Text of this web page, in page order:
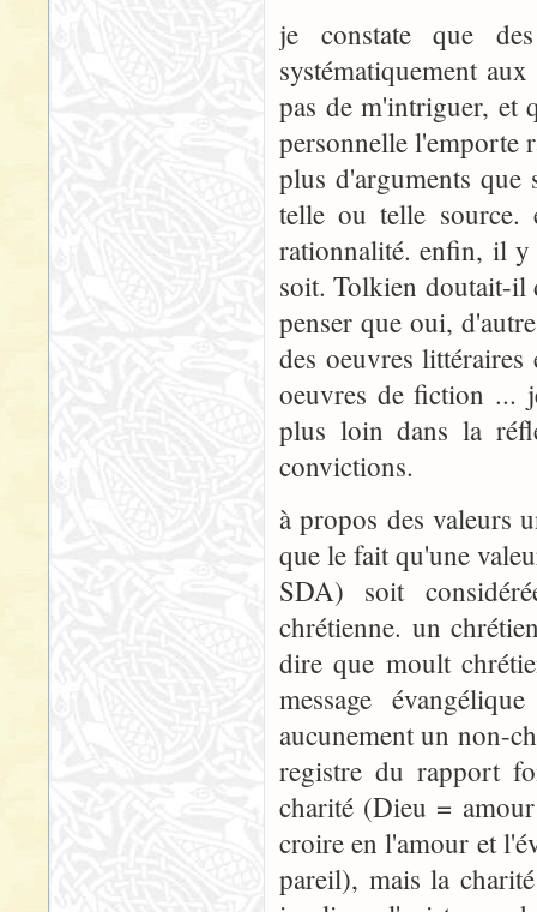
je constate que
systématiquement
pas de m'intriguer, et
personnelle l'emporte
plus d'arguments
telle ou telle
rationnalité. enfin, il y
soit. Tolkien doutait-il
penser que oui,
des oeuvres
oeuvres de fiction ...
plus loin dans la
convictions.
à propos des valeurs
que le fait qu'une
SDA) soit
chrétienne. un
dire que moult
message
aucunement un non-
registre du rapport
charité (Dieu =
croire en l'amour et
pareil), mais la